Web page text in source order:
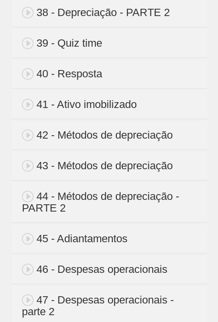
38 - Depreciação - PARTE 2
39 - Quiz time
40 - Resposta
41 - Ativo imobilizado
42 - Métodos de depreciação
43 - Métodos de depreciação
44 - Métodos de depreciação -
PARTE 2
45 - Adiantamentos
46 - Despesas operacionais
47 - Despesas operacionais -
parte 2